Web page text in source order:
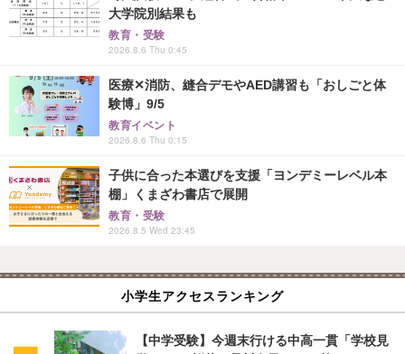
大学院別結果も
教育・受験
2026.8.6 Thu 0:45
医療✕消防、縫合デモやAED講習も「おしごと体
験博」9/5
教育イベント
2026.8.6 Thu 0:15
子供に合った本選びを支援「ヨンデミーレベル本
棚」くまざわ書店で展開
教育・受験
2026.8.5 Wed 23:45
小学生アクセスランキング
【中学受験】今週末行ける中高一貫「学校見